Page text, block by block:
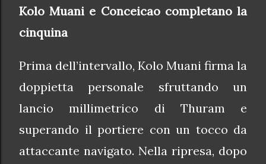
Kolo Muani e Conceicao completano la
cinquina
Prima dell’intervallo, Kolo Muani firma la
doppietta personale sfruttando un
lancio millimetrico di Thuram e
superando il portiere con un tocco da
attaccante navigato. Nella ripresa, dopo